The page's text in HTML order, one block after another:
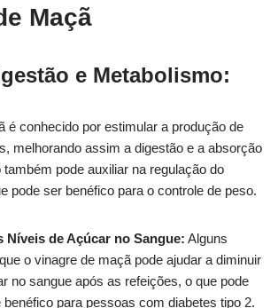
Maçã
e Metabolismo:
é conhecido por estimular a produção de
melhorando assim a digestão e a absorção
pode auxiliar na regulação do
pode ser benéfico para o controle de peso.
Níveis de Açúcar no Sangue: Alguns
o vinagre de maçã pode ajudar a diminuir
no sangue após as refeições, o que pode
para pessoas com diabetes tipo 2.